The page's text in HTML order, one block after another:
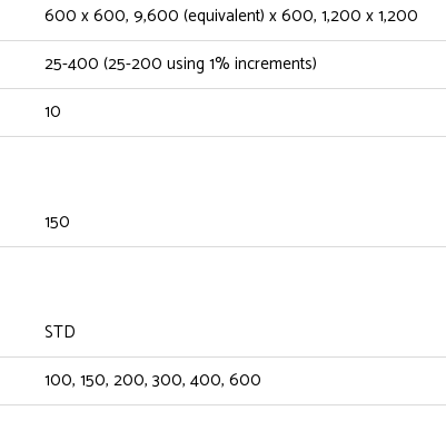
600 x 600, 9,600 (equivalent) x 600, 1,200 x 1,200
25-400 (25-200 using 1% increments)
10
150
STD
100, 150, 200, 300, 400, 600